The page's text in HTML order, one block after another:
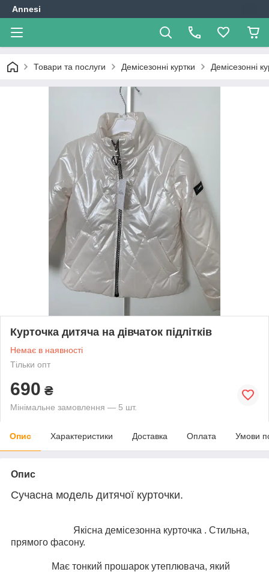
Annesi
Товари та послуги Демісезонні куртки Демісезонні
Курточка дитяча на дівчаток підлітків
Немає в наявності
Тільки опт
690 ₴
Мінімальне замовлення — 5 шт.
Опис Характеристики Доставка Оплата Умови
Опис
Сучасна модель дитячої курточки.
Якісна демісезонна курточка . Стильна,
прямого фасону.
Має тонкий прошарок утеплювача, який